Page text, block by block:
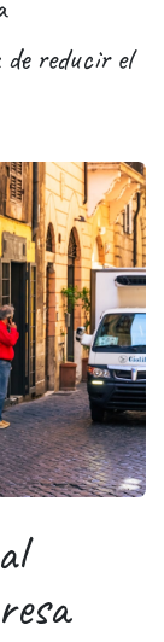
reducir el